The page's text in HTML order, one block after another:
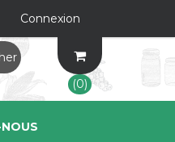
Connexion
(0)